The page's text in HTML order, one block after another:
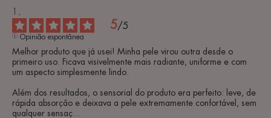
5/5
Opinião espontânea
Melhor produto que já usei! Minha pele virou outra desde o
primeiro uso. Ficava visivelmente mais radiante, uniforme e com
um aspecto simplesmente lindo.
Além dos resultados, o sensorial do produto era perfeito: leve, de
rápida absorção e deixava a pele extremamente confortável, sem
qualquer sensaç